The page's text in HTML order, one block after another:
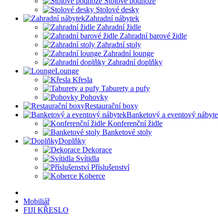
Stolové desky
Zahradní nábytek
Zahradní židle
Zahradní barové židle
Zahradní stoly
Zahradní lounge
Zahradní doplňky
Lounge
Křesla
Taburety a pufy
Pohovky
Restaurační boxy
Banketový a eventový
Konferenční židle
Banketové stoly
Doplňky
Dekorace
Svítidla
Příslušenství
Koberce
Mobiliář
FIJI KŘESLO